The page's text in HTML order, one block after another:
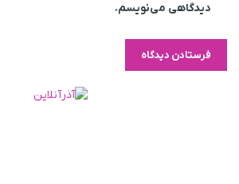
دیدگاهی می‌نویسم.